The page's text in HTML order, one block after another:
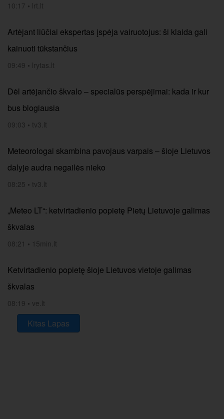
10:17 • lrt.lt
Artėjant liūčiai ekspertas įspėja vairuotojus: ši klaida gali
kainuoti tūkstančius
09:49 • lrytas.lt
Dėl artėjančio škvalo – specialūs perspėjimai: kada ir kur
bus blogiausia
09:03 • tv3.lt
Meteorologai skambina pavojaus varpais – šioje Lietuvos
dalyje audra negailės nieko
08:25 • tv3.lt
„Meteo LT“: ketvirtadienio popietę Pietų Lietuvoje galimas
škvalas
08:21 • 15min.lt
Ketvirtadienio popietę šioje Lietuvos vietoje galimas
škvalas
08:19 • ve.lt
Kitas Lapas